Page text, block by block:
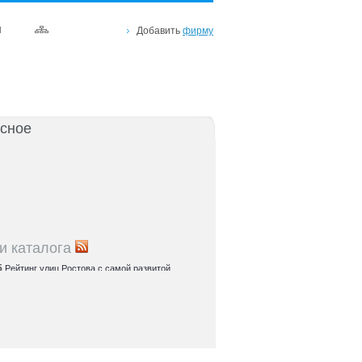
Добавить фирму
каталога
Рейтинг улиц Ростова с самой развитой
где удобно жить и работать